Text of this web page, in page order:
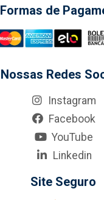
Formas de
Nossas Redes
Instagram
Facebook
YouTube
Linkedin
Site Seguro